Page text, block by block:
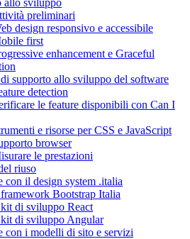
allo sviluppo
preliminari
design responsivo e accessibile
first
enhancement e Graceful
supporto allo sviluppo del software
detection
le feature disponibili con Can I
e risorse per CSS e JavaScript
browser
le prestazioni
riuso
con il design system .italia
Bootstrap Italia
di sviluppo React
di sviluppo Angular
con i modelli di sito e servizi